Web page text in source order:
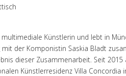
Künstlerin und lebt in
der Komponistin Saskia Bladt
dieser Zusammenarbeit. Seit
Künstlerresidenz Villa Concordia